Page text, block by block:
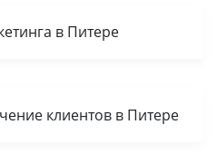
в Питере
клиентов в Питере